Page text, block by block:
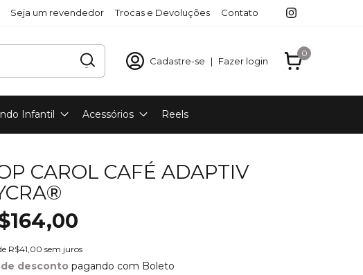
Seja um revendedor Trocas e Devoluções Contato
Cadastre-se | Fazer login
0
Infantil Acessórios Reels
CAROL CAFÉ ADAPTIV
R$41,00 sem juros
de desconto pagando com Boleto